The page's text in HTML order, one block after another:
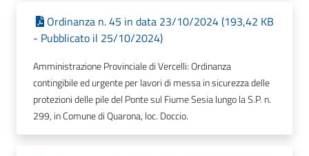
Ordinanza n. 45 in data 23/10/2024 (193,42 KB
- Pubblicato il 25/10/2024)
Amministrazione Provinciale di Vercelli: Ordinanza
contingibile ed urgente per lavori di messa in sicurezza delle
protezioni delle pile del Ponte sul Fiume Sesia lungo la S.P. n.
299, in Comune di Quarona, loc. Doccio.